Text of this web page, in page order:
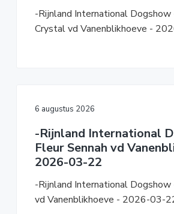
-Rijnland International Dogshow
Crystal vd Vanenblikhoeve -
6 augustus 2026
-Rijnland International
Fleur Sennah vd
2026-03-22
-Rijnland International Dogshow
vd Vanenblikhoeve - 2026-03-